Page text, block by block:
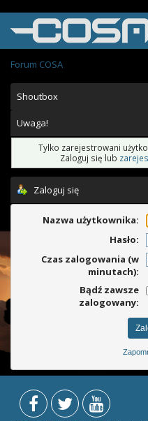
Forum COSA
Shoutbox
Uwaga!
Tylko zarejestrowani
Zaloguj się lub
Zaloguj się
Nazwa użytkownika:
Hasło:
Czas zalogowania (w
minutach):
Bądź zawsze
zalogowany: